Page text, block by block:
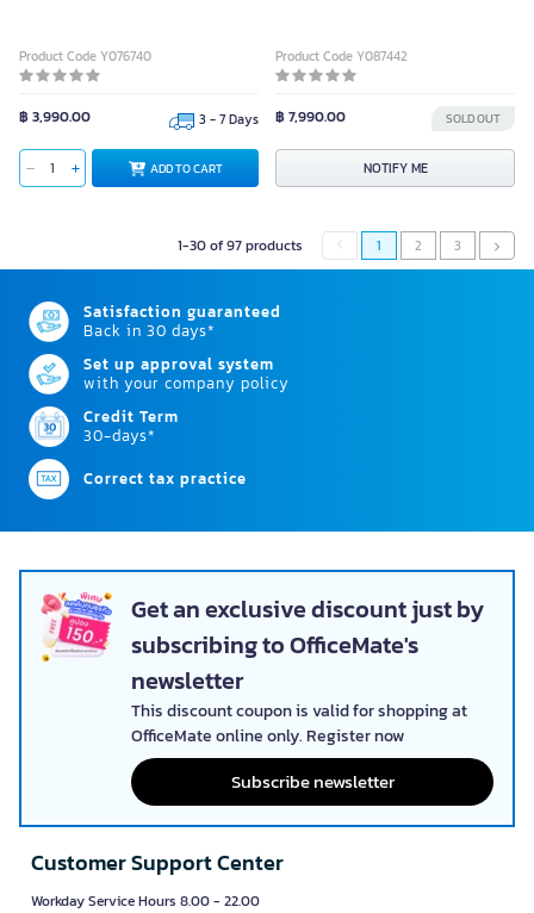
Product Code Y076740
฿ 3,990.00 3 - 7 Days
ADD TO CART
Product Code Y087442
฿ 7,990.00 SOLD OUT
NOTIFY ME
1-30 of 97 products 1 2 3
Satisfaction guaranteed
Back in 30 days*
Set up approval system
with your company policy
Credit Term
30-days*
Correct tax practice
Get an exclusive discount just by
subscribing to OfficeMate's
newsletter
This discount coupon is valid for shopping at
OfficeMate online only. Register now
Subscribe newsletter
Customer Support Center
Workday Service Hours 8.00 - 22.00